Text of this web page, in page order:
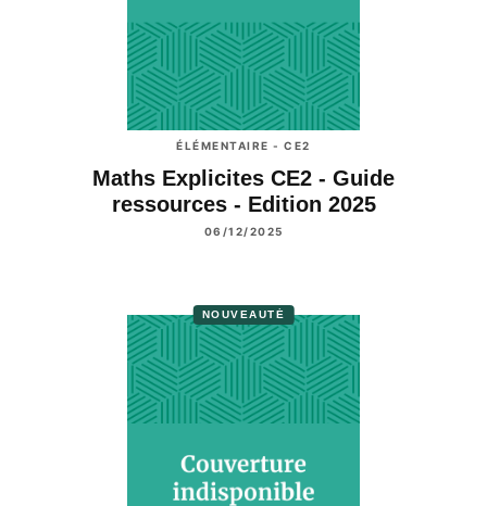
ÉLÉMENTAIRE - CE2
Maths Explicites CE2 - Guide
ressources - Edition 2025
06/12/2025
NOUVEAUTÉ